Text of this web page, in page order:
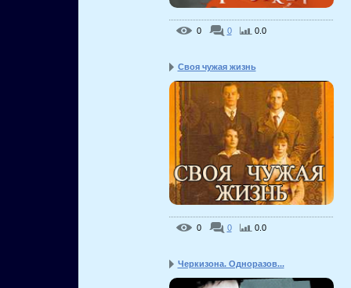
0 0 0.0
Своя чужая жизнь
0 0 0.0
Черкизона. Одноразов...